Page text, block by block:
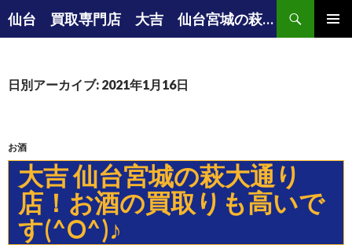
仙台 買取専門店 大吉 仙台宮城の萩大通り店の店長ブログ
検索
日別アーカイブ: 2021年1月16日
お酒
大吉 仙台宮城の萩大通り
店！お酒の買取りも高いで
す(^O^)♪